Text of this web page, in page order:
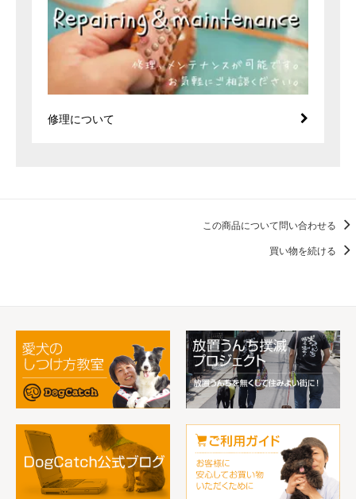
修理について
この商品について問い合わせる
買い物を続ける